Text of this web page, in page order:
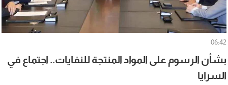
06:42
بشأن الرسوم على المواد المنتجة للنفايات.. اجتماع في
السرايا